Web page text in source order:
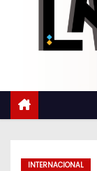
INTERNACIONAL